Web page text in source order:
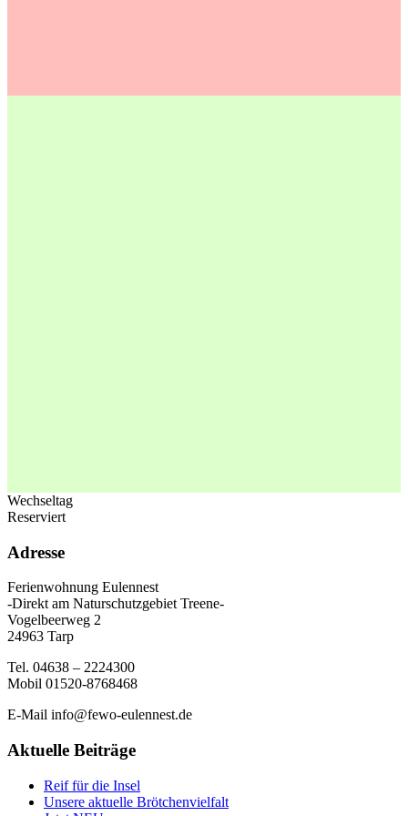
Wechseltag
Reserviert
Adresse
Ferienwohnung Eulennest
-Direkt am Naturschutzgebiet Treene-
Vogelbeerweg 2
24963 Tarp
Tel. 04638 – 2224300
Mobil 01520-8768468
E-Mail info@fewo-eulennest.de
Aktuelle Beiträge
Reif für die Insel
Unsere aktuelle Brötchenvielfalt